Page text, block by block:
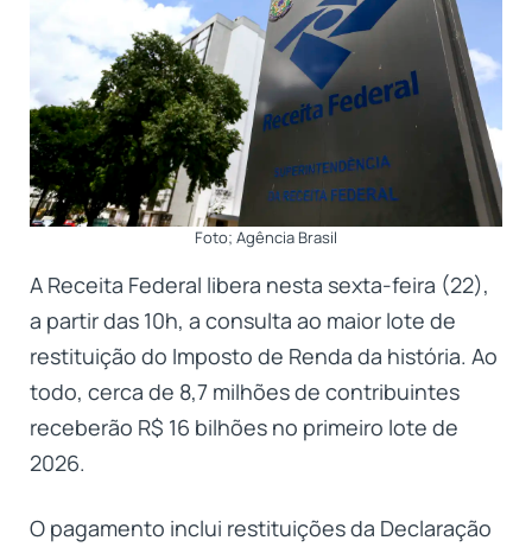
Foto; Agência Brasil
A Receita Federal libera nesta sexta-feira (22),
a partir das 10h, a consulta ao maior lote de
restituição do Imposto de Renda da história. Ao
todo, cerca de 8,7 milhões de contribuintes
receberão R$ 16 bilhões no primeiro lote de
2026.
O pagamento inclui restituições da Declaração